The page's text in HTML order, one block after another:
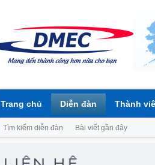
Trang chủ Diễn đàn
Tìm kiếm diễn đàn Bài viết gần đây
Thành